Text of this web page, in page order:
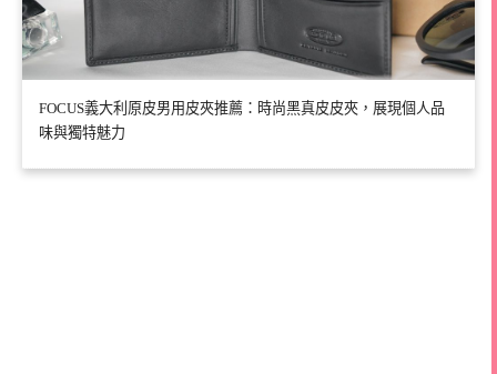
FOCUS義大利原皮男用皮夾推薦：時尚黑真皮皮夾，展現個人品
味與獨特魅力